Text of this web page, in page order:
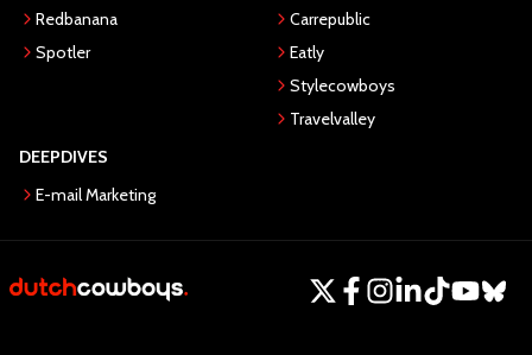
Redbanana
Spotler
Carrepublic
Eatly
Stylecowboys
Travelvalley
DEEPDIVES
E-mail Marketing